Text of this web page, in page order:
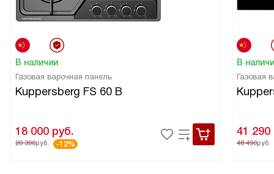
В наличии
Газовая варочная панель
Kuppersberg FS 60 B
18 000 руб.
20 390руб. -12%
В
Газовая
41 290
48 490руб.